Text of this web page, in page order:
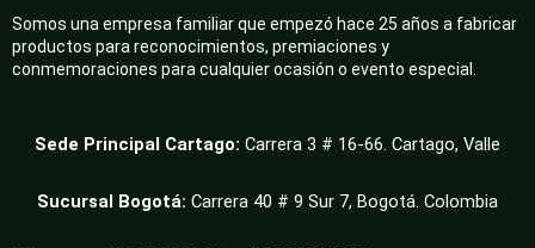
Somos una empresa familiar que empezó hace 25 años a fabricar
productos para reconocimientos, premiaciones y
conmemoraciones para cualquier ocasión o evento especial.
Sede Principal Cartago: Carrera 3 # 16-66. Cartago, Valle
Sucursal Bogotá: Carrera 40 # 9 Sur 7, Bogotá. Colombia